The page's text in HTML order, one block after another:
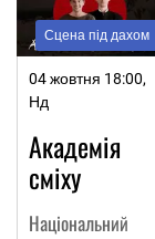
Сцена під дахом
04 жовтня 18:00,
Нд
Академія
сміху
Національний